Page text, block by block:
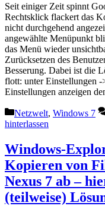
Seit einiger Zeit spinnt
Rechtsklick flackert das
nicht durchgehend
angewählte Menüpunkt
das Menü wieder
Zurücksetzen des
Besserung. Dabei ist die
flott: unter Einstellungen -
Einstellungen anzeigen
Kategorien
Netzwelt, Windows 7
hinterlassen
Windows-
Kopieren von
Nexus 7 ab –
(teilweise)